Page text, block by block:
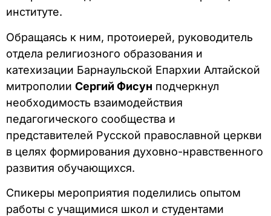
институте.
Обращаясь к ним, протоиерей, руководитель
отдела религиозного образования и
катехизации Барнаульской Епархии Алтайской
митрополии Сергий Фисун подчеркнул
необходимость взаимодействия
педагогического сообщества и
представителей Русской православной церкви
в целях формирования духовно-нравственного
развития обучающихся.
Спикеры мероприятия поделились опытом
работы с учащимися школ и студентами